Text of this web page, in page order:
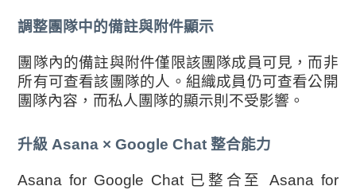
調整團隊中的備註與附件顯示
團隊內的備註與附件僅限該團隊成員可見，而非
所有可查看該團隊的人。組織成員仍可查看公開
團隊內容，而私人團隊的顯示則不受影響。
升級 Asana × Google Chat 整合能力
Asana for Google Chat 已整合至 Asana for